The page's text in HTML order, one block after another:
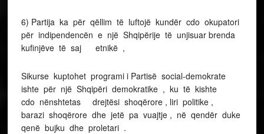
6) Partija ka për qëllim të luftojë kundër cdo okupatori
për indipendencën e një Shqipërije të unjisuar brenda
kufinjëve të saj etnikë ,
Sikurse kuptohet programi i Partisë social-demokrate
ishte për një Shqipëri demokratike , ku të kishte
cdo nënshtetas drejtësi shoqërore , liri politike ,
barazi shoqërore dhe jetë pa vuajtje , në qendër duke
qenë bujku dhe proletari .